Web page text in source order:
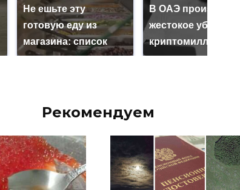
Не ешьте эту
готовую еду из
магазина: список
В ОАЭ произошло
жестокое убийство
криптомиллионера
Рекомендуем